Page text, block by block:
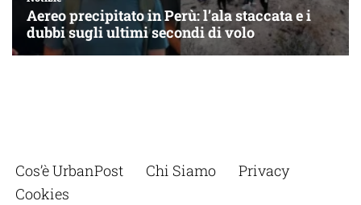
Cos’è UrbanPost Chi Siamo
Privacy
Cookies